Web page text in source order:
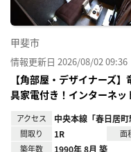
甲斐市
情報更新日 2026/08/02 09:36
【角部屋・デザイナーズ
具家電付き！インターネッ
アクセス 中央本線「春日居町
間取り 1R 面
築年数 1990年 8月 築